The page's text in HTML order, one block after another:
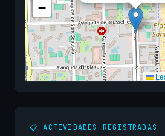
−
📋 ACTIVIDADES REGISTRADAS